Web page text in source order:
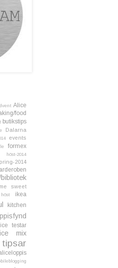
Alice
food
butikstips
Dalarna
events
formex
2014
2014
sweet
höst ikea
kitchen
testar
mix